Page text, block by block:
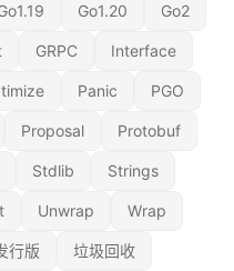
Go1.20 Go2
GRPC Interface
Panic PGO
Proposal Protobuf
Stdlib Strings
Unwrap Wrap
行版 垃圾回收